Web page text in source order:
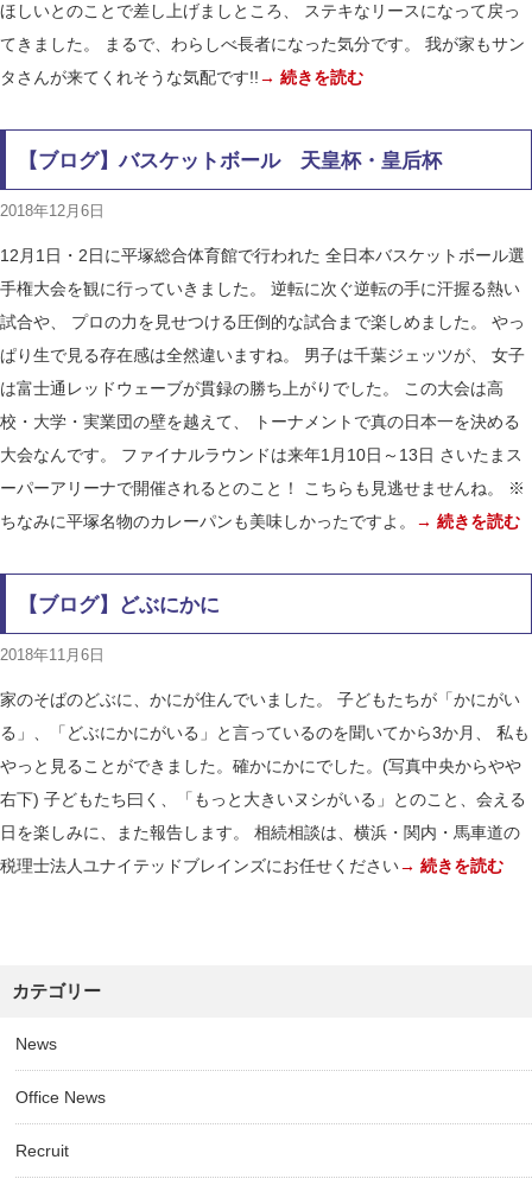
ほしいとのことで差し上げましところ、 ステキなリースになって戻っ
てきました。 まるで、わらしべ長者になった気分です。 我が家もサン
タさんが来てくれそうな気配です!!→ 続きを読む
【ブログ】バスケットボール 天皇杯・皇后杯
2018年12月6日
12月1日・2日に平塚総合体育館で行われた 全日本バスケットボール選
手権大会を観に行っていきました。 逆転に次ぐ逆転の手に汗握る熱い
試合や、 プロの力を見せつける圧倒的な試合まで楽しめました。 やっ
ぱり生で見る存在感は全然違いますね。 男子は千葉ジェッツが、 女子
は富士通レッドウェーブが貫録の勝ち上がりでした。 この大会は高
校・大学・実業団の壁を越えて、 トーナメントで真の日本一を決める
大会なんです。 ファイナルラウンドは来年1月10日～13日 さいたまス
ーパーアリーナで開催されるとのこと！ こちらも見逃せませんね。 ※
ちなみに平塚名物のカレーパンも美味しかったですよ。
→ 続きを読む
【ブログ】どぶにかに
2018年11月6日
家のそばのどぶに、かにが住んでいました。 子どもたちが「かにがい
る」、「どぶにかにがいる」と言っているのを聞いてから3か月、 私も
やっと見ることができました。確かにかにでした。(写真中央からやや
右下) 子どもたち曰く、「もっと大きいヌシがいる」とのこと、会える
日を楽しみに、また報告します。 相続相談は、横浜・関内・馬車道の
税理士法人ユナイテッドブレインズにお任せください→ 続きを読む
カテゴリー
News
Office News
Recruit